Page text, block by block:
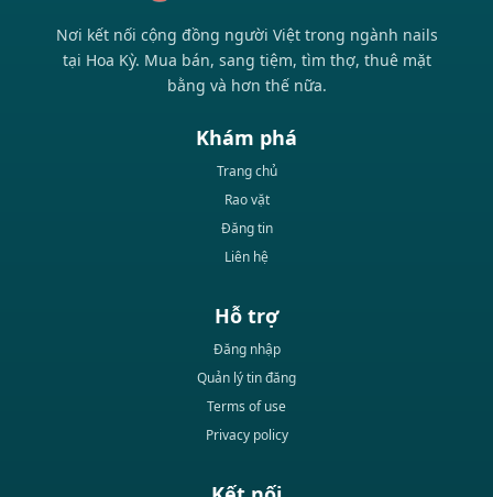
Nơi kết nối cộng đồng người Việt trong ngành nails
tại Hoa Kỳ. Mua bán, sang tiệm, tìm thợ, thuê mặt
bằng và hơn thế nữa.
Khám phá
Trang chủ
Rao vặt
Đăng tin
Liên hệ
Hỗ trợ
Đăng nhập
Quản lý tin đăng
Terms of use
Privacy policy